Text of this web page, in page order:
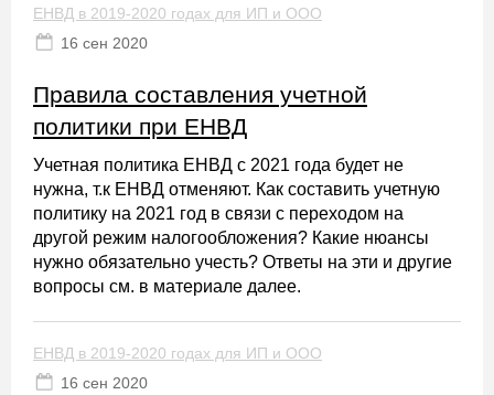
ЕНВД в 2019-2020 годах для ИП и ООО
16 сен 2020
Правила составления учетной
политики при ЕНВД
Учетная политика ЕНВД с 2021 года будет не
нужна, т.к ЕНВД отменяют. Как составить учетную
политику на 2021 год в связи с переходом на
другой режим налогообложения? Какие нюансы
нужно обязательно учесть? Ответы на эти и другие
вопросы см. в материале далее.
ЕНВД в 2019-2020 годах для ИП и ООО
16 сен 2020